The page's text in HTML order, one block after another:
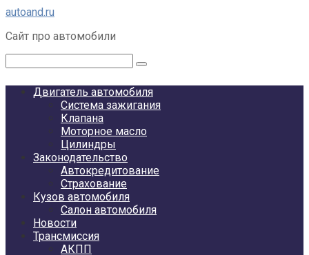
Перейти
контенту
autoand.ru
Сайт про автомобили
Двигатель автомобиля
Система зажигания
Клапана
Моторное масло
Цилиндры
Законодательство
Автокредитование
Страхование
Кузов автомобиля
Салон автомобиля
Новости
Трансмиссия
АКПП